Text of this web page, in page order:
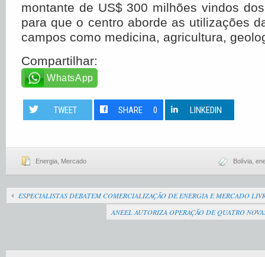
montante de US$ 300 milhões vindos
para que o centro aborde as utilizações
campos como medicina, agricultura,
Compartilhar:
WhatsApp
TWEET SHARE 0 LINKEDIN
Energia Mercado Bolívia
ESPECIALISTAS DEBATEM COMERCIALIZAÇÃO DE ENERGIA E MERCADO
ANEEL AUTORIZA OPERAÇÃO DE QUATRO